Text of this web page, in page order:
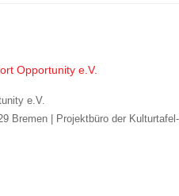
Opportunity e.V.
e.V.
Bremen | Projektbüro der